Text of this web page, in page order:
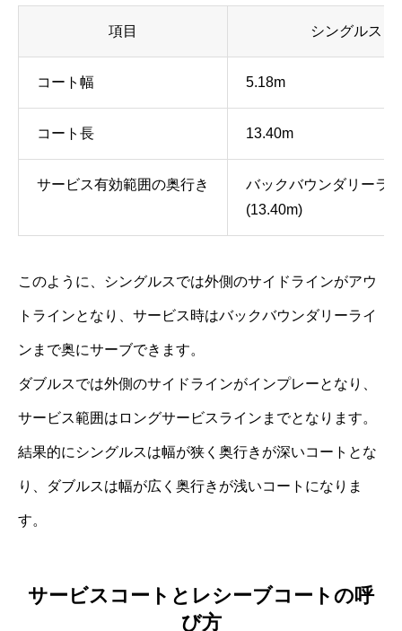
項目 シングルス
コート幅 5.18m
コート長 13.40m
サービス有効範囲の奥行き
バックバウンダリーラ
(13.40m)
このように、シングルスでは外側のサイドラインがアウ
トラインとなり、サービス時はバックバウンダリーライ
ンまで奥にサーブできます。
ダブルスでは外側のサイドラインがインプレーとなり、
サービス範囲はロングサービスラインまでとなります。
結果的にシングルスは幅が狭く奥行きが深いコートとな
り、ダブルスは幅が広く奥行きが浅いコートになりま
す。
サービスコートとレシーブコートの呼
び方